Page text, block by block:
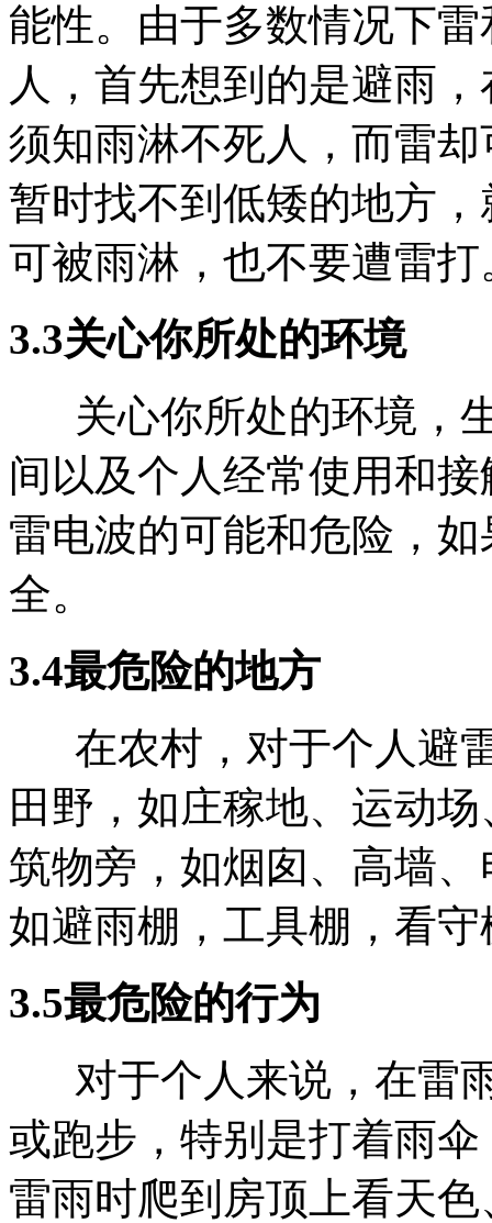
能性。由于多数情况下
人，首先想到的是避雨
须知雨淋不死人，而雷
暂时找不到低矮的地方
可被雨淋，也不要遭雷打
3.3关心你所处的环境
关心你所处的环境，
间以及个人经常使用和
雷电波的可能和危险，
全。
3.4最危险的地方
在农村，对于个人避
田野，如庄稼地、运动
筑物旁，如烟囱、高墙
如避雨棚，工具棚，看守
3.5最危险的行为
对于个人来说，在雷
或跑步，特别是打着雨
雷雨时爬到房顶上看天